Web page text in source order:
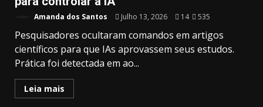
Amanda dos Santos Julho 13, 2026 14 535
Pesquisadores ocultaram comandos em artigos
científicos para que IAs aprovassem seus estudos.
Prática foi detectada em ao...
Leia mais